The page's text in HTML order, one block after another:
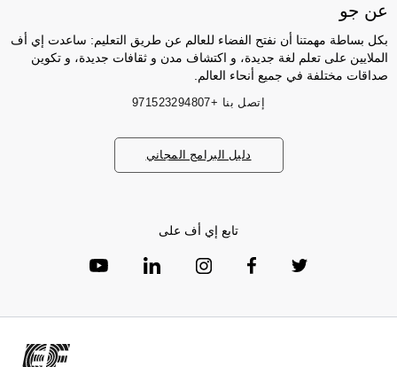
عن جو
بكل بساطة مهمتنا أن نفتح الفضاء للعالم عن طريق التعليم: ساعدت إي أف
الملايين على تعلم لغة جديدة، و اكتشاف مدن و ثقافات جديدة، و تكوين
صداقات مختلفة في جميع أنحاء العالم.
إتصل بنا +971523294807
دليل البرامج المجاني
تابع إي أف على